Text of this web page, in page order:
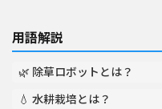
用語解説
🌿 除草ロボットとは？
💧 水耕栽培とは？